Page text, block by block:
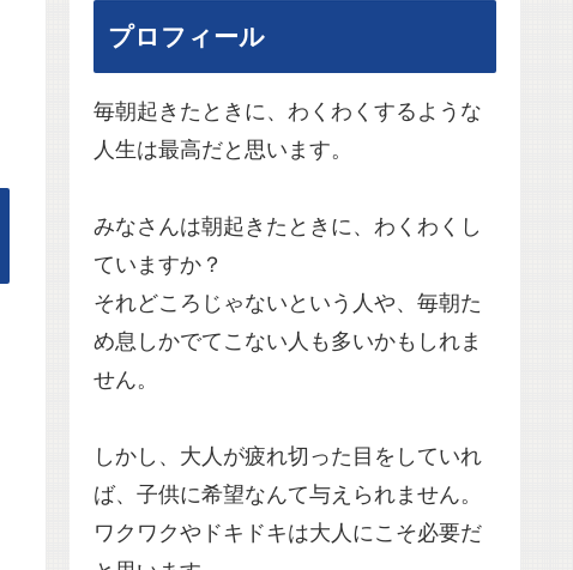
プロフィール
毎朝起きたときに、わくわくするような
人生は最高だと思います。
みなさんは朝起きたときに、わくわくし
ていますか？
それどころじゃないという人や、毎朝た
め息しかでてこない人も多いかもしれま
せん。
しかし、大人が疲れ切った目をしていれ
ば、子供に希望なんて与えられません。
ワクワクやドキドキは大人にこそ必要だ